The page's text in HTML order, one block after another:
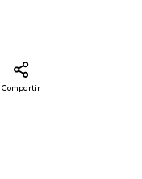
Compartir